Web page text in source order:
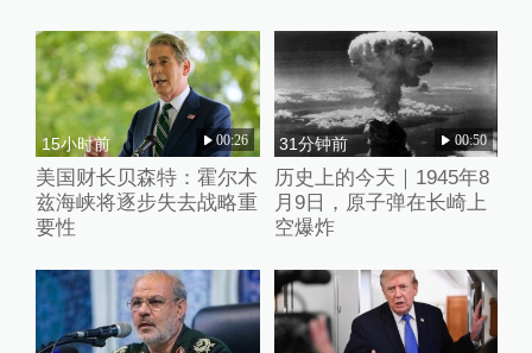
15小时前 00:26
美国财长贝森特：霍尔木
兹海峡将逐步失去战略重
要性
31分钟前 00:50
历史上的今天｜1945年8
月9日，原子弹在长崎上
空爆炸